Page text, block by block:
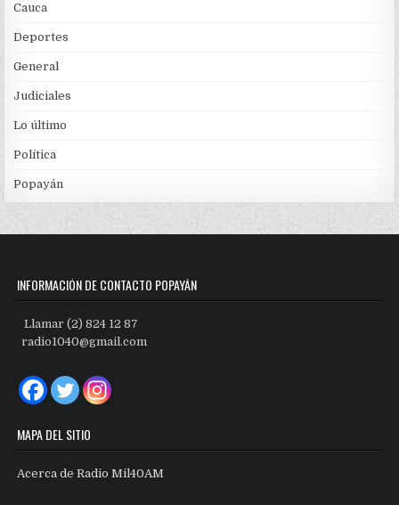
Cauca
Deportes
General
Judiciales
Lo último
Política
Popayán
INFORMACIÓN DE CONTACTO POPAYÁN
Llamar (2) 824 12 87
radio1040@gmail.com
MAPA DEL SITIO
Acerca de Radio Mil40AM